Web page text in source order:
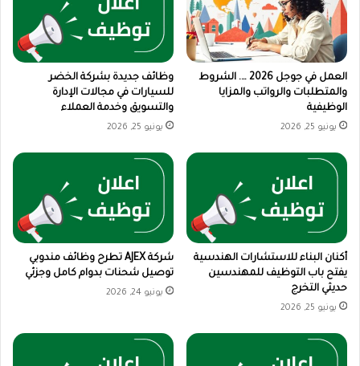
العمل في جوجل 2026 …. الشروط
والمتطلبات والرواتب والمزايا
الوظيفية
يونيو 25, 2026
وظائف جديدة بشركة الخضر
للسيارات في مجالات الإدارة
والتسويق وخدمة العملاء
يونيو 25, 2026
أكنان البناء للاستشارات الهندسية
يفتح باب التوظيف للمهندسين
حديثي التخرج
يونيو 25, 2026
شركة AJEX تطرح وظائف مندوبي
توصيل شحنات بدوام كامل وجزئي
يونيو 24, 2026